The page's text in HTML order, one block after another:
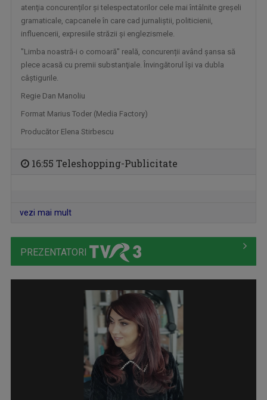
SELFIE
Sâmbătă, ora 13.00
DIMINEȚI PERFECTE
Emisiune matinală, de luni până vineri, de la ...
atenţia concurenților și telespectatorilor cele mai întâlnite greșeli
gramaticale, capcanele în care cad jurnaliștii, politicienii,
influencerii, expresiile străzii și englezismele.
"Limba noastră-i o comoară" reală, concurenții având şansa să
plece acasă cu premii substanţiale. Învingătorul își va dubla
câștigurile.
Regie Dan Manoliu
Format Marius Toder (Media Factory)
Producător Elena Stirbescu
16:55 Teleshopping-Publicitate
vezi mai mult
PREZENTATORI